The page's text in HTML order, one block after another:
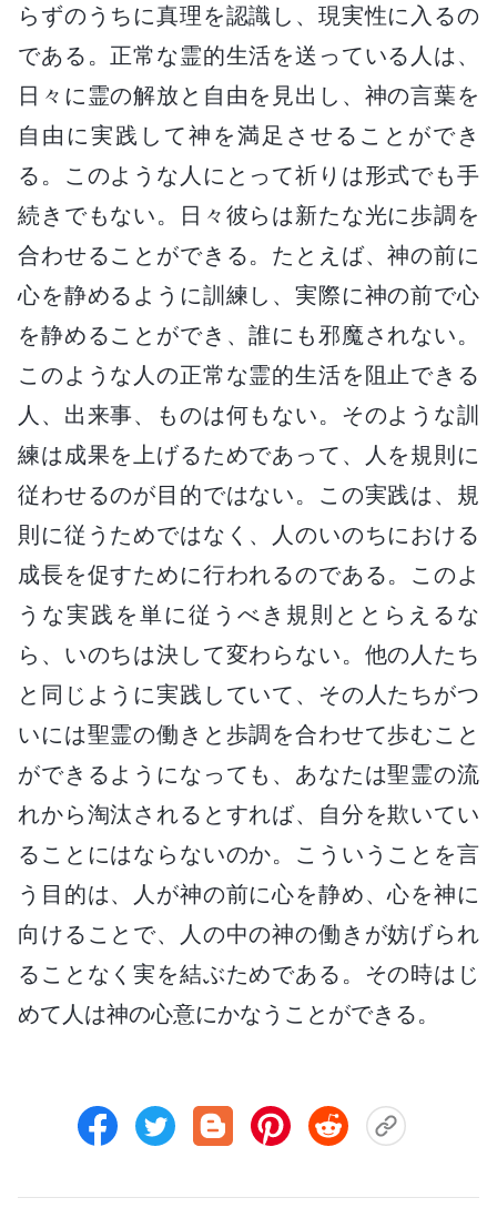
らずのうちに真理を認識し、現実性に入るの
である。正常な霊的生活を送っている人は、
日々に霊の解放と自由を見出し、神の言葉を
自由に実践して神を満足させることができ
る。このような人にとって祈りは形式でも手
続きでもない。日々彼らは新たな光に歩調を
合わせることができる。たとえば、神の前に
心を静めるように訓練し、実際に神の前で心
を静めることができ、誰にも邪魔されない。
このような人の正常な霊的生活を阻止できる
人、出来事、ものは何もない。そのような訓
練は成果を上げるためであって、人を規則に
従わせるのが目的ではない。この実践は、規
則に従うためではなく、人のいのちにおける
成長を促すために行われるのである。このよ
うな実践を単に従うべき規則ととらえるな
ら、いのちは決して変わらない。他の人たち
と同じように実践していて、その人たちがつ
いには聖霊の働きと歩調を合わせて歩むこと
ができるようになっても、あなたは聖霊の流
れから淘汰されるとすれば、自分を欺いてい
ることにはならないのか。こういうことを言
う目的は、人が神の前に心を静め、心を神に
向けることで、人の中の神の働きが妨げられ
ることなく実を結ぶためである。その時はじ
めて人は神の心意にかなうことができる。